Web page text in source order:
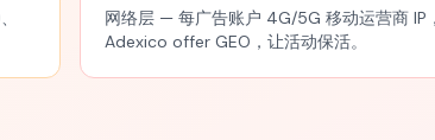
网络层 — 每广告账户 4G/5G 移动运营商 IP
Adexico offer GEO，让活动保活。